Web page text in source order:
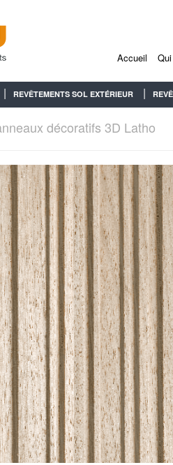
Accueil
REVÊTEMENTS SOL EXTÉRIEUR
décoratifs 3D Latho